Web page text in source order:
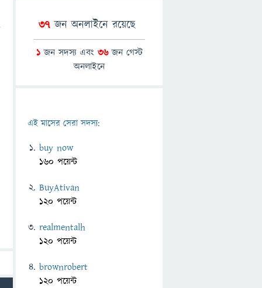
37জন অনলাইনে রয়েছে
1জন সদস্য এবং 36জন গেস্ট
অনলাইনে
এই মাসের সেরা সদস্য:
buy now
160 পয়েন্ট
BuyAtivan
120 পয়েন্ট
realmentalh
120 পয়েন্ট
brownrobert
120 পয়েন্ট